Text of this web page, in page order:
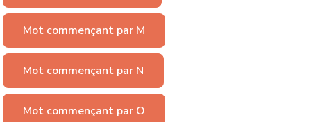
Mot commençant par M
Mot commençant par N
Mot commençant par O